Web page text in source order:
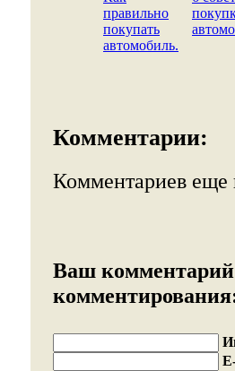
правильно
покупать
автомобиль.
Комментарии:
Комментариев еще
Ваш комментарий